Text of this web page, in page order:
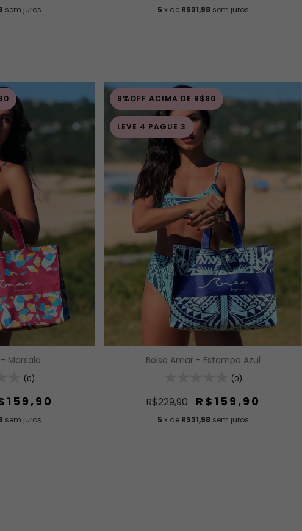
sem juros 5 x de R$31,98 sem juros
Marsala
(0)
sem juros
8%OFF ACIMA DE R$80
LEVE 4 PAGUE 3
Bolsa Amar - Estampa Azul
(0)
R$229,90 R$159,90
5 x de R$31,98 sem juros